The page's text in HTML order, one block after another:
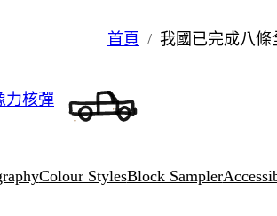
首頁 我國已完成八
力核彈
Colour StylesBlock Sampler